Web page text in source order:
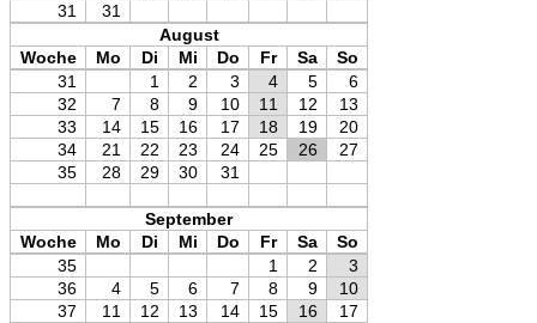
31
31
August
Woche
Mo Di Mi Do Fr Sa
So
31
1 2 3 4 5
6
32
7 8 9 10 11 12
13
33
14 15 16 17 18 19
20
34
21 22 23 24 25 26
27
35
28 29 30 31
September
Woche
Mo Di Mi Do Fr Sa
So
35
1 2
3
36
4 5 6 7 8 9
10
37
11 12 13 14 15 16
17